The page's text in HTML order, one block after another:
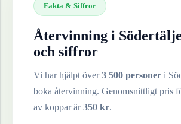
Fakta & Siffror
Återvinning i Södertälje
och siffror
Vi har hjälpt över3 500 personer i
boka återvinning. Genomsnittligt pris
av kopparär350 kr.